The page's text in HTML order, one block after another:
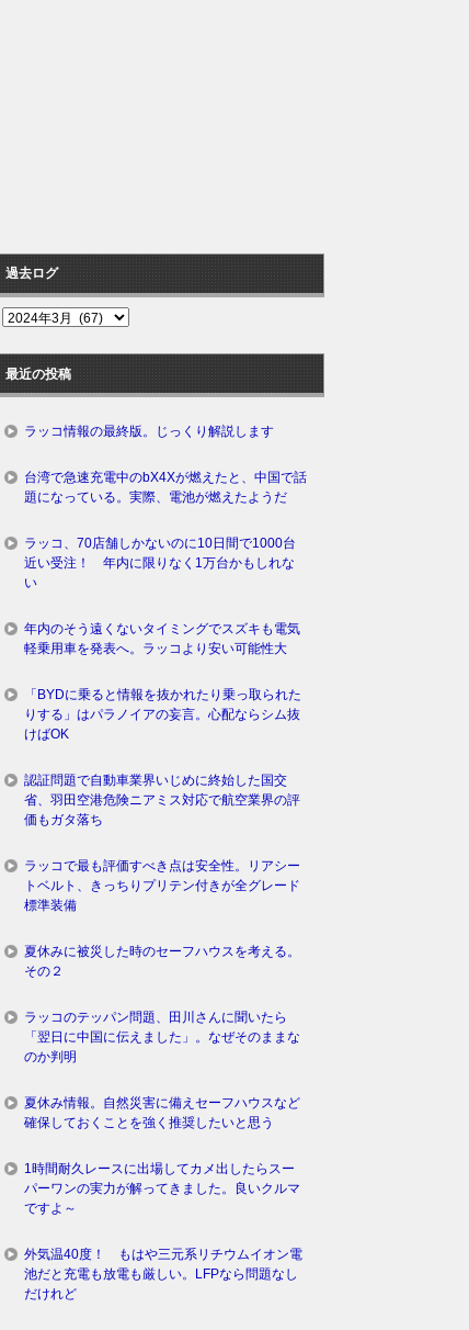
過去ログ
過
ロ
グ
最近の投稿
ラッコ情報の最終版。じっくり解説します
台湾で急速充電中のbX4Xが燃えたと、中国で話
題になっている。実際、電池が燃えたようだ
ラッコ、70店舗しかないのに10日間で1000台
近い受注！ 年内に限りなく1万台かもしれな
い
年内のそう遠くないタイミングでスズキも電気
軽乗用車を発表へ。ラッコより安い可能性大
「BYDに乗ると情報を抜かれたり乗っ取られた
りする」はパラノイアの妄言。心配ならシム抜
けばOK
認証問題で自動車業界いじめに終始した国交
省、羽田空港危険ニアミス対応で航空業界の評
価もガタ落ち
ラッコで最も評価すべき点は安全性。リアシー
トベルト、きっちりプリテン付きが全グレード
標準装備
夏休みに被災した時のセーフハウスを考える。
その２
ラッコのテッパン問題、田川さんに聞いたら
「翌日に中国に伝えました」。なぜそのままな
のか判明
夏休み情報。自然災害に備えセーフハウスなど
確保しておくことを強く推奨したいと思う
1時間耐久レースに出場してカメ出したらスー
パーワンの実力が解ってきました。良いクルマ
ですよ～
外気温40度！ もはや三元系リチウムイオン電
池だと充電も放電も厳しい。LFPなら問題なし
だけれど